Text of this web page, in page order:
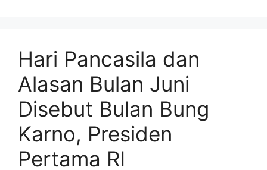
Hari Pancasila dan
Alasan Bulan Juni
Disebut Bulan Bung
Karno, Presiden
Pertama RI